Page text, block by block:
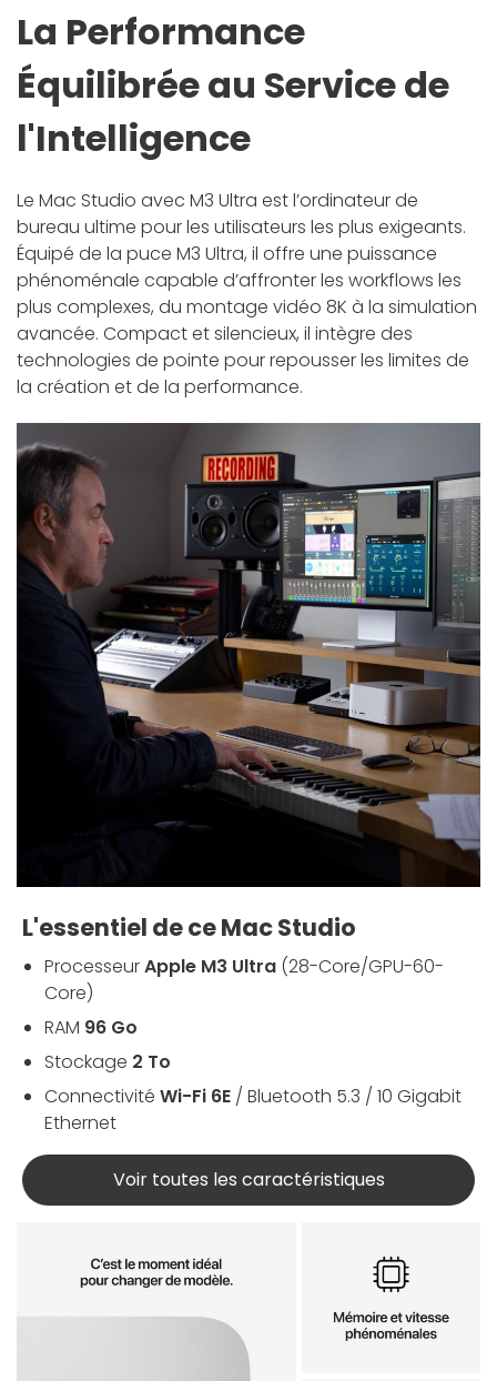
La Performance
Équilibrée au Service de
l'Intelligence
Le Mac Studio avec M3 Ultra est l’ordinateur de
bureau ultime pour les utilisateurs les plus exigeants.
Équipé de la puce M3 Ultra, il offre une puissance
phénoménale capable d’affronter les workflows les
plus complexes, du montage vidéo 8K à la simulation
avancée. Compact et silencieux, il intègre des
technologies de pointe pour repousser les limites de
la création et de la performance.
L'essentiel de ce Mac Studio
ProcesseurApple M3 Ultra (28-Core/GPU-60-
Core)
RAM 96 Go
Stockage 2 To
Connectivité Wi-Fi 6E / Bluetooth 5.3 / 10 Gigabit
Ethernet
Voir toutes les caractéristiques